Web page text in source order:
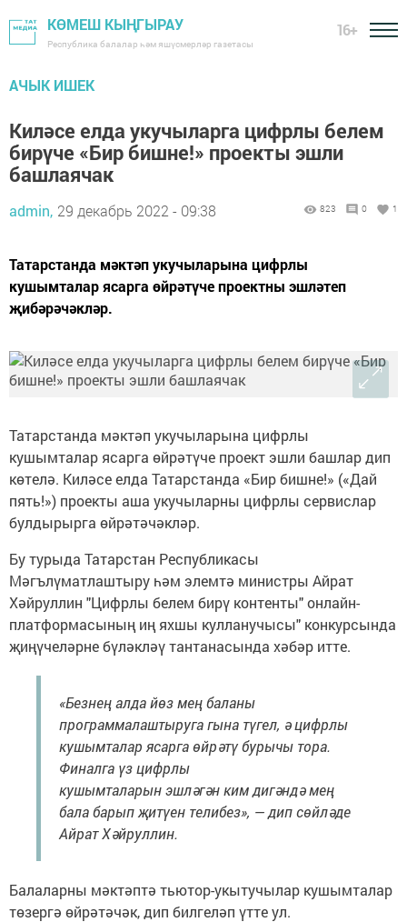
КӨМЕШ КЫҢГЫРАУ
Республика балалар һәм яшүсмерләр газетасы
16+
АЧЫК ИШЕК
Киләсе елда укучыларга цифрлы белем
бирүче «Бир бишне!» проекты эшли
башлаячак
admin, 29 декабрь 2022 - 09:38 823 0 1
Татарстанда мәктәп укучыларына цифрлы
кушымталар ясарга өйрәтүче проектны эшләтеп
җибәрәчәкләр.
Татарстанда мәктәп укучыларына цифрлы
кушымталар ясарга өйрәтүче проект эшли башлар дип
көтелә. Киләсе елда Татарстанда «Бир бишне!» («Дай
пять!») проекты аша укучыларны цифрлы сервислар
булдырырга өйрәтәчәкләр.
Бу турыда Татарстан Республикасы
Мәгълүматлаштыру һәм элемтә министры Айрат
Хәйруллин "Цифрлы белем бирү контенты" онлайн-
платформасының иң яхшы кулланучысы" конкурсында
җиңүчеләрне бүләкләү тантанасында хәбәр итте.
«Безнең алда йөз мең баланы
программалаштыруга гына түгел, ә цифрлы
кушымталар ясарга өйрәтү бурычы тора.
Финалга үз цифрлы
кушымталарын эшләгән ким дигәндә мең
бала барып җитүен телибез», — дип сөйләде
Айрат Хәйруллин.
Балаларны мәктәптә тьютор-укытучылар кушымталар
төзергә өйрәтәчәк, дип билгеләп үтте ул.